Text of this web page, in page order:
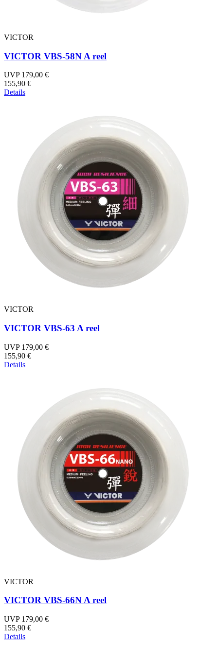
VICTOR
VICTOR VBS-58N A reel
UVP 179,00 €
155,90 €
Details
VICTOR
VICTOR VBS-63 A reel
UVP 179,00 €
155,90 €
Details
VICTOR
VICTOR VBS-66N A reel
UVP 179,00 €
155,90 €
Details